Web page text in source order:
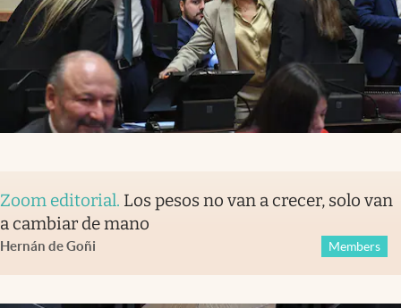
Zoom editorial. Los pesos no van a crecer, solo van
a cambiar de mano
Hernán de Goñi Members